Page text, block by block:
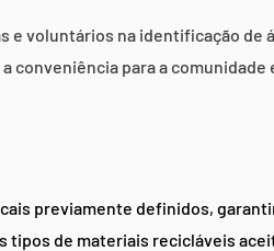
e voluntários na identificação de
conveniência para a comunidade
previamente definidos,
tipos de materiais recicláveis